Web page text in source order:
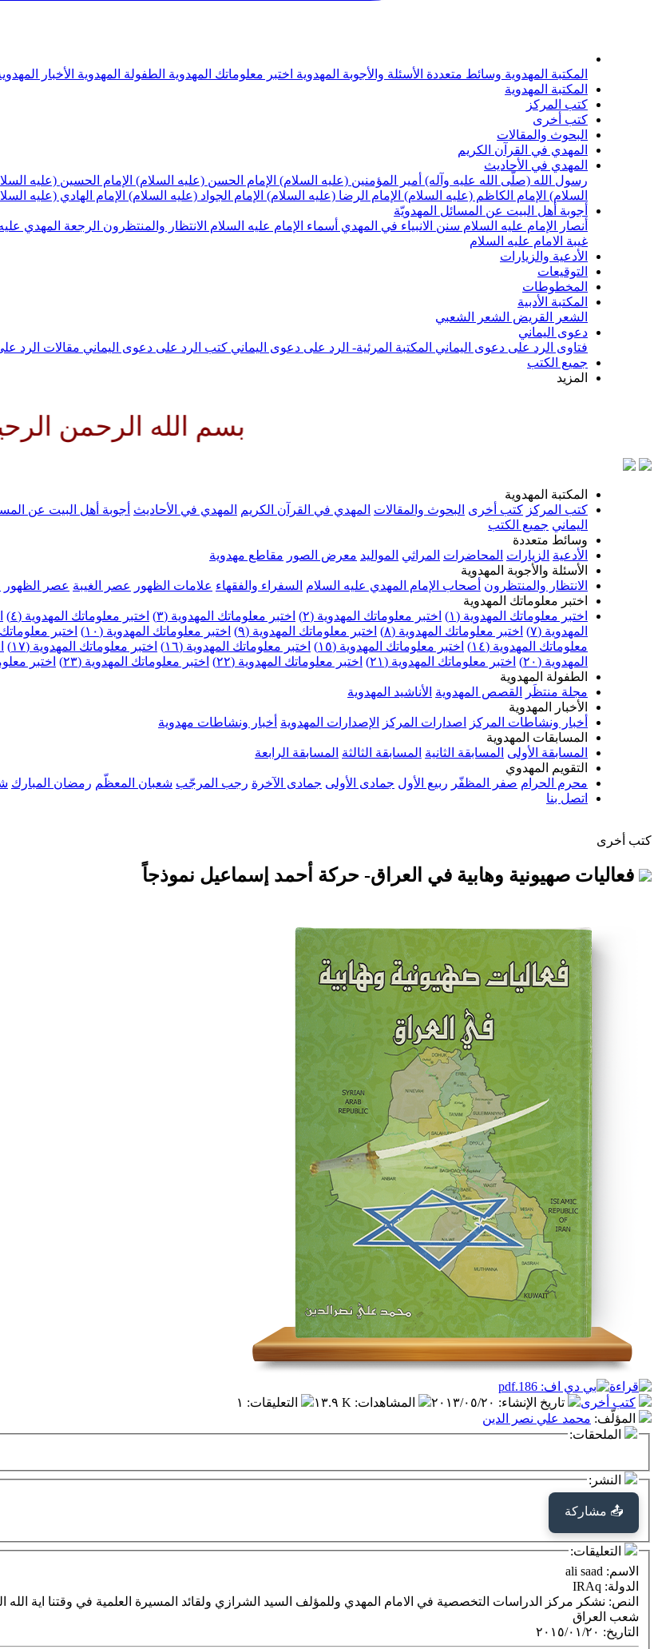
المكتبة المهدوية وسائط متعددة الأسئلة والأجوبة المهدوية اختبر معلوماتك المهدوية الطفولة المهدوية الأخبار
المكتبة المهدوية
كتب المركز
كتب أخرى
البحوث والمقالات
المهدي في القرآن الكريم
المهدي في الأحاديث
رسول الله (صلّى الله عليه وآله) أمير المؤمنين (عليه السلام) الإمام الحسن (عليه السلام) الإمام الحسين (عليه
السلام) الإمام الكاظم (عليه السلام) الإمام الرضا (عليه السلام) الإمام الجواد (عليه السلام) الإمام الهادي (عليه
أجوبة أهل البيت عن المسائل المهدويّة
أنصار الإمام عليه السلام سنن الانبياء في المهدي أسماء الإمام عليه السلام الانتظار والمنتظرون الرجعة المهدي
غيبة الامام عليه السلام
الأدعية والزيارات
التوقيعات
المخطوطات
المكتبة الأدبية
الشعر القريض الشعر الشعبي
دعوى اليماني
فتاوى الرد على دعوى اليماني المكتبة المرئية- الرد على دعوى اليماني كتب الرد على دعوى اليماني مقالات الرد
جميع الكتب
المزيد
بسم الله الرحمن الرحيم
المكتبة المهدوية
كتب المركز كتب أخرى البحوث والمقالات المهدي في القرآن الكريم المهدي في الأحاديث أجوبة أهل البيت عن
اليماني جميع الكتب
وسائط متعددة
الأدعية الزيارات المحاضرات المراثي المواليد معرض الصور مقاطع مهدوية
الأسئلة والأجوبة المهدوية
الانتظار والمنتظرون أصحاب الإمام المهدي عليه السلام السفراء والفقهاء علامات الظهور عصر الغيبة عصر الظهور
اختبر معلوماتك المهدوية
اختبر معلوماتك المهدوية (١)
اختبر معلوماتك المهدوية (٢) اختبر معلوماتك المهدوية (٣) اختبر معلوماتك المهدوية (٤)
المهدوية (٧)
اختبر معلوماتك المهدوية (٨) اختبر معلوماتك المهدوية (٩) اختبر معلوماتك المهدوية (١٠) اختبر معلوماتك
معلوماتك المهدوية (١٤)
اختبر معلوماتك المهدوية (١٥) اختبر معلوماتك المهدوية (١٦) اختبر معلوماتك المهدوية (١٧)
المهدوية (٢٠)
اختبر معلوماتك المهدوية (٢١) اختبر معلوماتك المهدوية (٢٢) اختبر معلوماتك المهدوية (٢٣)
اختبر
الطفولة المهدوية
مجلة منتظَر
القصص المهدوية الأناشيد المهدوية
الأخبار المهدوية
أخبار ونشاطات المركز
اصدارات المركز الإصدارات المهدوية أخبار ونشاطات مهدوية
المسابقات المهدوية
المسابقة الأولى المسابقة الثانية المسابقة الثالثة المسابقة الرابعة
التقويم المهدوي
محرم الحرام صفر المظفّر ربيع الأول جمادى الأولى جمادى الآخرة رجب المرجّب شعبان المعظّم رمضان المبارك
اتصل بنا
كتب أخرى
فعاليات صهيونية وهابية في العراق- حركة أحمد إسماعيل نموذجاً
كتب أخرى تاريخ الإنشاء: ٢٠١٣/٠٥/٢٠ المشاهدات: ١٣.٩ K التعليقات: ١
المؤلّف: محمد علي نصر الدين
الملحقات:
النشر:
📤 مشاركة
التعليقات:
الاسم: ali saad
الدولة: IRAq
النص: نشكر مركز الدراسات التخصصية في الامام المهدي وللمؤلف السيد الشرازي ولقائد المسيرة العلمية في وقتنا اية
شعب العراق
التاريخ: ٢٠١٥/٠١/٢٠